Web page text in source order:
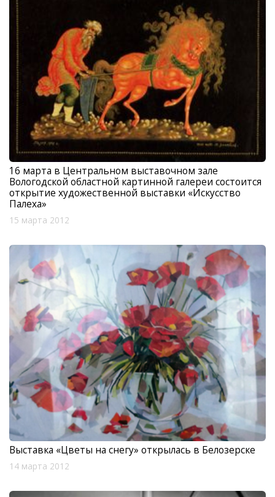
16 марта в Центральном выставочном зале
Вологодской областной картинной галереи состоится
открытие художественной выставки «Искусство
Палеха»
15 марта 2012
Выставка «Цветы на снегу» открылась в Белозерске
14 марта 2012